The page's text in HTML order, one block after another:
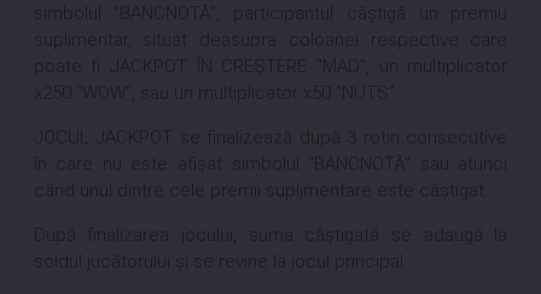
simbolul "BANCNOTĂ", participantul câștigă un premiu
suplimentar, situat deasupra coloanei respective care
poate fi JACKPOT ÎN CREȘTERE "MAD", un multiplicator
x250 "WOW", sau un multiplicator x50 "NUTS".
JOCUL JACKPOT se finalizează după 3 rotiri consecutive
în care nu este afișat simbolul "BANCNOTĂ" sau atunci
când unul dintre cele premii suplimentare este câștigat.
După finalizarea jocului, suma câștigată se adaugă la
soldul jucătorului și se revine la jocul principal.